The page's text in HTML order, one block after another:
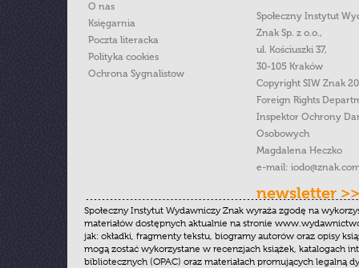
O nas
Księgarnia
Poczta literacka
Polityka cookies
Ochrona Sygnalistow
Społeczny Instytut
Znak Sp. z o.o.,
ul. Kościuszki 37,
30-105 Kraków
Copyright SIW Znak
Foreign Rights
Inspektor Ochrony
Osobowych
Magdalena Heczko
e-mail:
newsletter >>
Społeczny Instytut Wydawniczy Znak wyraża zgodę na
materiałów dostępnych aktualnie na stronie
jak: okładki, fragmenty tekstu, biogramy autorów oraz opisy
mogą zostać wykorzystane w recenzjach książek, katalogach
bibliotecznych (OPAC) oraz materiałach promujących legalną